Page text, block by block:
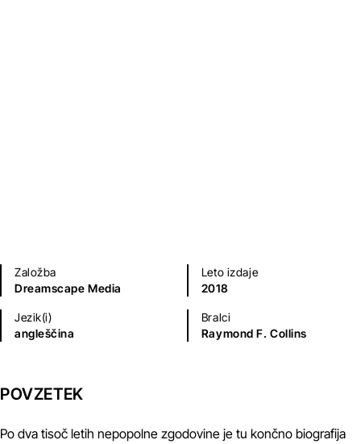
Založba
Dreamscape Media
Leto izdaje
2018
Jezik(i)
angleščina
Bralci
Raymond F. Collins
POVZETEK
Po dva tisoč letih nepopolne zgodovine je tu končno biografija